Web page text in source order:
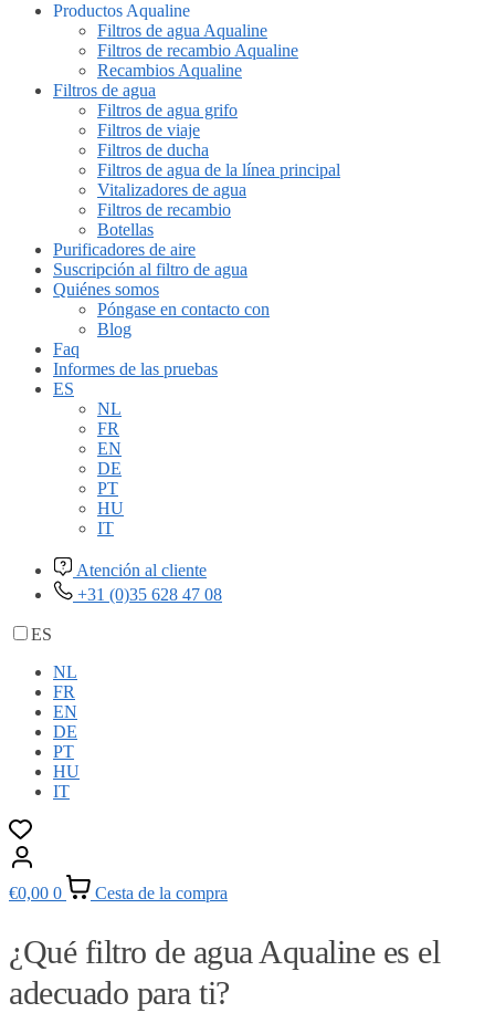
Productos Aqualine
Filtros de agua Aqualine
Filtros de recambio Aqualine
Recambios Aqualine
Filtros de agua
Filtros de agua grifo
Filtros de viaje
Filtros de ducha
Filtros de agua de la línea principal
Vitalizadores de agua
Filtros de recambio
Botellas
Purificadores de aire
Suscripción al filtro de agua
Quiénes somos
Póngase en contacto con
Blog
Faq
Informes de las pruebas
ES
NL
FR
EN
DE
PT
HU
IT
Atención al cliente
+31 (0)35 628 47 08
ES
NL
FR
EN
DE
PT
HU
IT
€0,00 0 Cesta de la compra
¿Qué filtro de agua Aqualine es el
adecuado para ti?